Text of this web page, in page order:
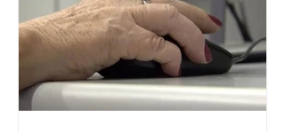
eleitor pode votar mesmo sem ter
realizado esse cadastro. Neste caso,
será exigido o documento de
identificação para acesso à urna
eletrônica. Se a urna eletrônica não
reconh